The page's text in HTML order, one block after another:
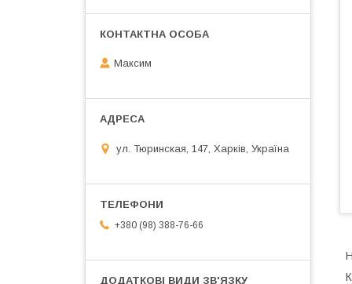
Максим
ул. Тюринская, 147, Харків, Україна
+380 (98) 388-76-66